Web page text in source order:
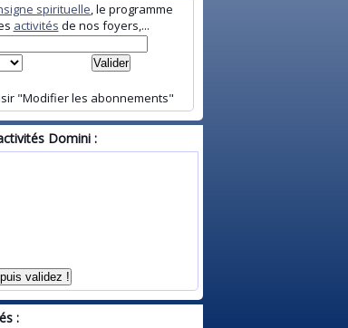
spirituelle, le programme
activités de nos foyers,...
"Modifier les abonnements"
Domini :
: